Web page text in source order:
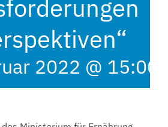
2022 @ 15:00